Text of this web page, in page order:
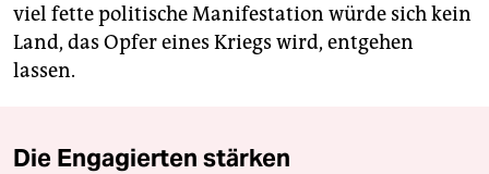
viel fette politische Manifestation würde sich kein
Land, das Opfer eines Kriegs wird, entgehen
lassen.
Die Engagierten stärken